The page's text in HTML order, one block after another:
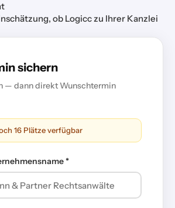
ob Logicc zu Ihrer Kanzlei
sichern
— dann direkt Wunschtermin
16 Plätze verfügbar
*